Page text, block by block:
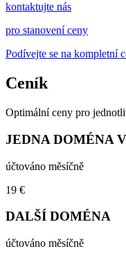
kontaktujte nás
pro stanovení ceny
Podívejte se na kompletní
Ceník
Optimální ceny pro
JEDNA DOMÉNA
účtováno měsíčně
19 €
DALŠÍ DOMÉNA
účtováno měsíčně